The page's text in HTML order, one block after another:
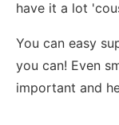
have it a lot
You can easy
you can! Even
important and